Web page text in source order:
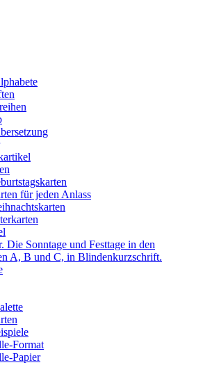
für jeden Anlass
Die Sonntage und Festtage in den
A, B und C, in Blindenkurzschrift.
Format
Papier